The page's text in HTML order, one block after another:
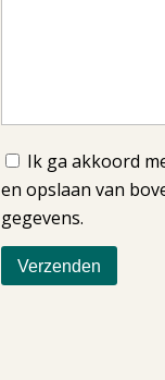
Ik ga akkoord
en opslaan van
gegevens.